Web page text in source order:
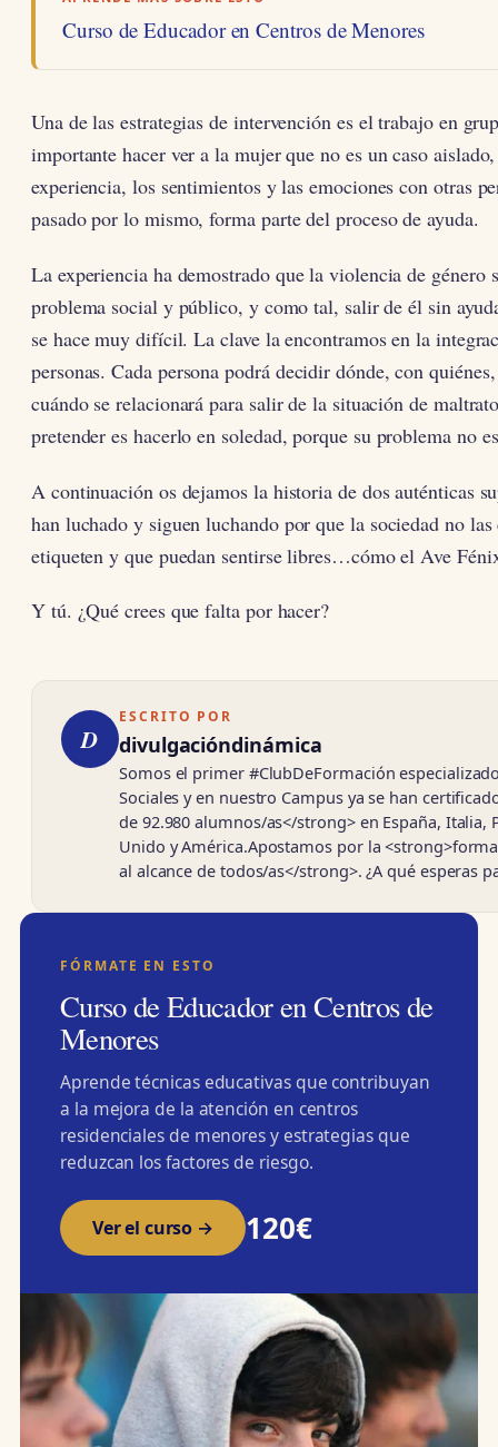
Curso de Educador en Centros de Menores
Una de las estrategias de intervención es el trabajo en
importante hacer ver a la mujer que no es un caso
experiencia, los sentimientos y las emociones con otras
pasado por lo mismo, forma parte del proceso de ayuda.
La experiencia ha demostrado que la violencia de género
problema social y público, y como tal, salir de él sin
se hace muy difícil. La clave la encontramos en la
personas. Cada persona podrá decidir dónde, con
cuándo se relacionará para salir de la situación de
pretender es hacerlo en soledad, porque su problema no
A continuación os dejamos la historia de dos auténticas
han luchado y siguen luchando por que la sociedad no
etiqueten y que puedan sentirse libres…cómo el Ave
Y tú. ¿Qué crees que falta por hacer?
D
ESCRITO POR
divulgacióndinámica
Somos el primer #ClubDeFormación
Sociales y en nuestro Campus ya se han
de 92.980 alumnos/as</strong> en España, Italia,
Unido y América.Apostamos por la
al alcance de todos/as</strong>. ¿A qué esperas
FÓRMATE EN ESTO
Curso de Educador en Centros de
Menores
Aprende técnicas educativas que contribuyan
a la mejora de la atención en centros
residenciales de menores y estrategias que
reduzcan los factores de riesgo.
Ver el curso → 120€